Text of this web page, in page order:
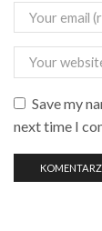
Save my
next time I